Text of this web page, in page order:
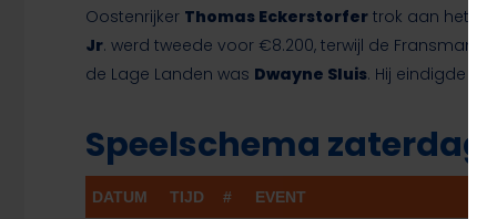
Oostenrijker Thomas Eckerstorfer trok aan het
Jr. werd tweede voor €8.200, terwijl de Fransman
de Lage Landen was Dwayne Sluis. Hij eindigde op
Speelschema zaterdag
DATUM TIJD # EVENT